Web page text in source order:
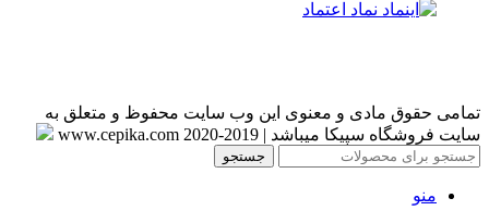
تمامی حقوق مادی و معنوی این وب سایت محفوظ و متعلق به
سایت فروشگاه سپیکا میباشد | 2019-www.cepika.com 2020
جستجو
منو